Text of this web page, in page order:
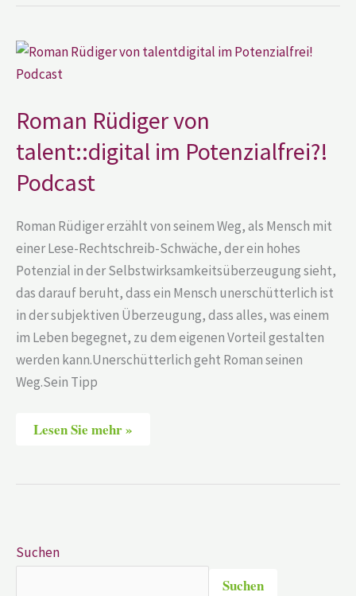
Roman Rüdiger von
talent::digital im Potenzialfrei?!
Podcast
Roman Rüdiger erzählt von seinem Weg, als Mensch mit
einer Lese-Rechtschreib-Schwäche, der ein hohes
Potenzial in der Selbstwirksamkeitsüberzeugung sieht,
das darauf beruht, dass ein Mensch unerschütterlich ist
in der subjektiven Überzeugung, dass alles, was einem
im Leben begegnet, zu dem eigenen Vorteil gestalten
werden kann.Unerschütterlich geht Roman seinen
Weg.Sein Tipp
Roman
Rüdiger
von
Potenzialfrei?!
Podcast
Lesen Sie mehr »
Suchen
Suchen